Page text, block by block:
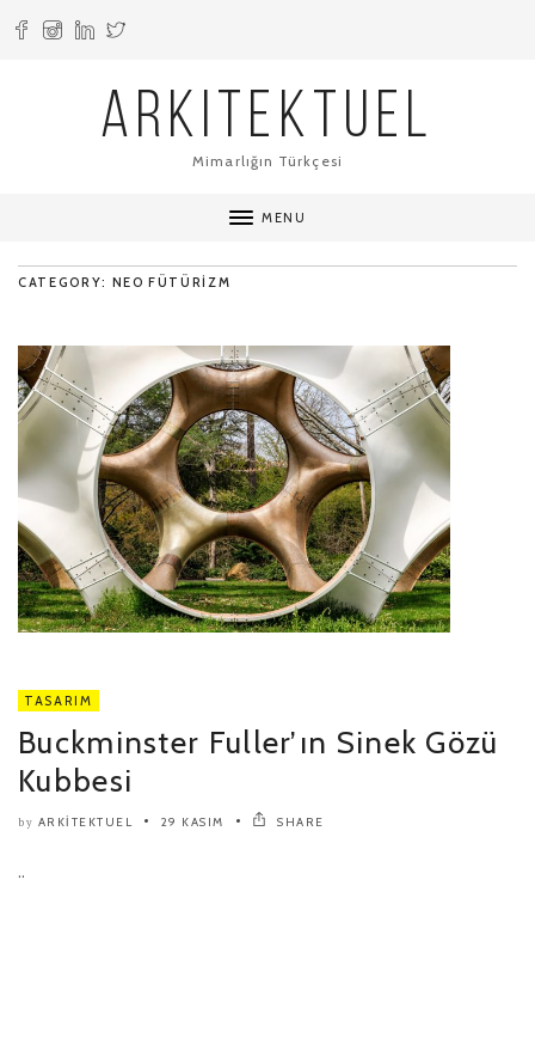
ARKITEKTUEL
Mimarlığın Türkçesi
MENU
CATEGORY: NEO FÜTÜRIZM
TASARIM
Buckminster Fuller’ın Sinek Gözü
Kubbesi
by ARKITEKTUEL 29 KASIM SHARE
..